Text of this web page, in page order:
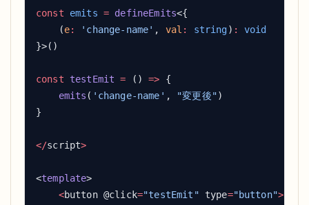
const emits = defineEmits
    (
e: 'change-name' , val : string) :
const testEmit = () =>
    emits
( 'change-name' , "変更後"
</script
<template
    <
button @click="testEmit" type="button">